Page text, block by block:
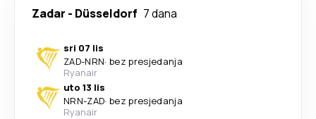
Zadar - Düsseldorf 7 dana
sri 07 lis
ZAD-NRN· bez presjedanja
Ryanair
uto 13 lis
NRN-ZAD· bez presjedanja
Ryanair